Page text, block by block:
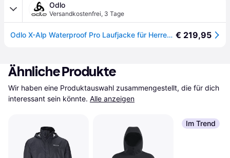
Odlo
Versandkostenfrei, 3 Tage
Odlo X-Alp Waterproof Pro Laufjacke für Herren - Trail Running, Wandern - schwarz, M € 219,95
Ähnliche Produkte
Wir haben eine Produktauswahl zusammengestellt, die für dich
interessant sein könnte. Alle anzeigen
Im Trend